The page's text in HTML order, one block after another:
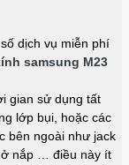
dịch vụ miễn phí
samsung M23
gian sử dụng tất
lớp bụi, hoặc các
bên ngoài như jack
nắp … điều này ít